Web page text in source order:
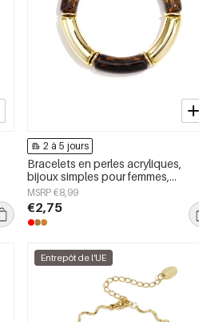
2 à 5 jours
Bracelets en perles acryliques,
bijoux simples pour femmes,
collection Daily Simple
MSRP €8,99
€2,75
Entrepôt de l'UE